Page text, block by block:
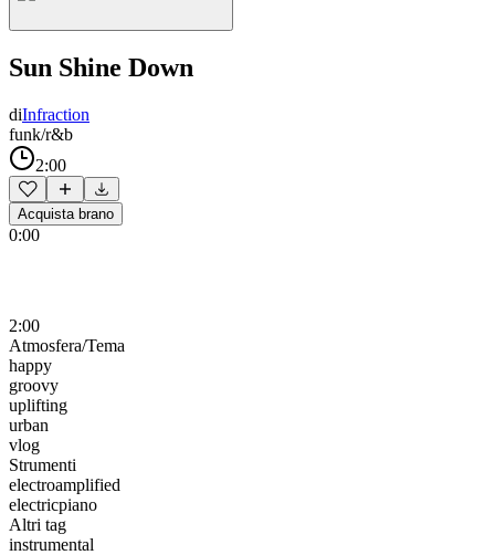
Sun Shine Down
diInfraction
funk/r&b
2:00
Acquista brano
0:00
2:00
Atmosfera/Tema
happy
groovy
uplifting
urban
vlog
Strumenti
electroamplified
electricpiano
Altri tag
instrumental